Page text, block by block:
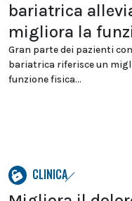
bariatrica
migliora la
Gran parte dei pazienti
bariatrica riferisce un
funzione fisica...
CLINICA